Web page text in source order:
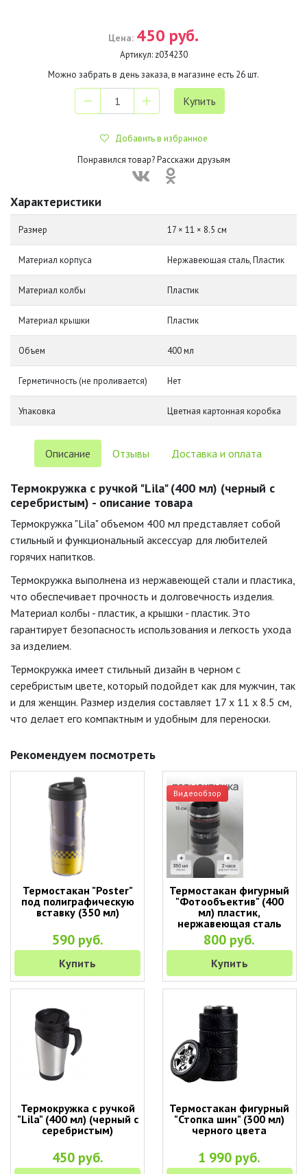
Цена: 450 руб.
Артикул: z034230
Можно забрать в день заказа, в магазине есть 26шт.
Добавить в избранное
Понравился товар? Расскажи друзьям
Характеристики
Размер 17 × 11 × 8.5 см
Материал корпуса Нержавеющая сталь, Пластик
Материал колбы Пластик
Материал крышки Пластик
Объем 400 мл
Герметичность (не проливается) Нет
Упаковка Цветная картонная коробка
Описание Отзывы Доставка и оплата
Термокружка с ручкой "Lila" (400 мл) (черный с
серебристым) - описание товара
Термокружка "Lila" объемом 400 мл представляет собой
стильный и функциональный аксессуар для любителей
горячих напитков.
Термокружка выполнена из нержавеющей стали и пластика,
что обеспечивает прочность и долговечность изделия.
Материал колбы - пластик, а крышки - пластик. Это
гарантирует безопасность использования и легкость ухода
за изделием.
Термокружка имеет стильный дизайн в черном с
серебристым цвете, который подойдет как для мужчин, так
и для женщин. Размер изделия составляет 17 x 11 x 8.5 см,
что делает его компактным и удобным для переноски.
Рекомендуем посмотреть
Термостакан "Poster"
под полиграфическую
вставку (350 мл)
590 руб.
Купить
Видеообзор
Термостакан фигурный
"Фотообъектив" (400
мл) пластик,
нержавеющая сталь
800 руб.
Купить
Термокружка с ручкой
"Lila" (400 мл) (черный с
серебристым)
450 руб.
Термостакан фигурный
"Стопка шин" (300 мл)
черного цвета
1 990 руб.